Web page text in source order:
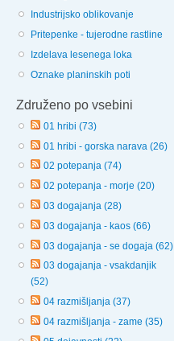
Industrijsko oblikovanje
Pritepenke - tujerodne rastline
Izdelava lesenega loka
Oznake planinskih poti
Združeno po vsebini
01 hribi (73)
01 hribi - gorska narava (26)
02 potepanja (74)
02 potepanja - morje (20)
03 dogajanja (28)
03 dogajanja - kaos (66)
03 dogajanja - se dogaja (62)
03 dogajanja - vsakdanjik
(52)
04 razmišljanja (37)
04 razmišljanja - zame (35)